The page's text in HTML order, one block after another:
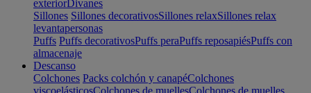
exteriorDivanes
Sillones Sillones decorativosSillones relaxSillones relax
levantapersonas
Puffs Puffs decorativosPuffs peraPuffs reposapiésPuffs con
almacenaje
Descanso
Colchones Packs colchón y canapéColchones
viscoelásticosColchones de muellesColchones de muelles